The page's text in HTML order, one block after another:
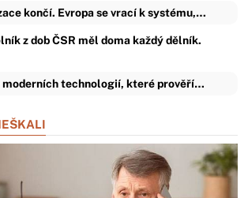
končí. Evropa se vrací k systému,…
z dob ČSR měl doma každý dělník.
moderních technologií, které prověří…